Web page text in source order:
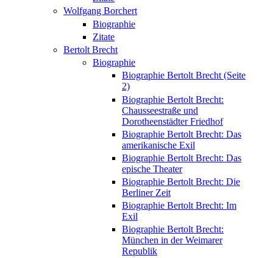
Wolfgang Borchert
Biographie
Zitate
Bertolt Brecht
Biographie
Biographie Bertolt Brecht (Seite
2)
Biographie Bertolt Brecht:
Chausseestraße und
Dorotheenstädter Friedhof
Biographie Bertolt Brecht: Das
amerikanische Exil
Biographie Bertolt Brecht: Das
epische Theater
Biographie Bertolt Brecht: Die
Berliner Zeit
Biographie Bertolt Brecht: Im
Exil
Biographie Bertolt Brecht:
München in der Weimarer
Republik